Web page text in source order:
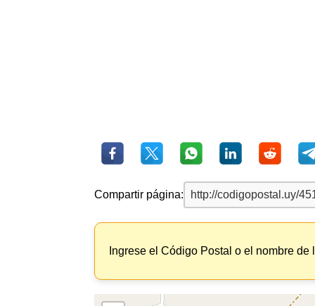
Compartir página:
Ingrese el Código Postal o el nombre